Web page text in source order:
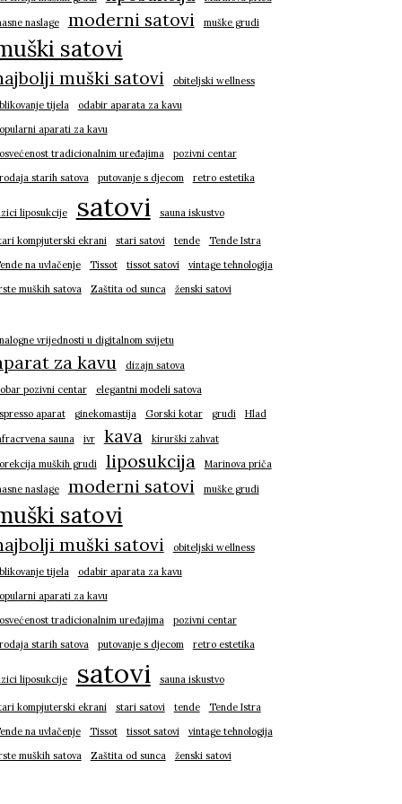
naslage
moderni satovi muške grudi
satovi
muški satovi
obiteljski wellness
tijela
odabir aparata za kavu
aparati za kavu
tradicionalnim uređajima
pozivni centar
starih satova
putovanje s djecom retro estetika
liposukcije satovi sauna iskustvo
kompjuterski ekrani stari satovi tende
Tende Istra
na uvlačenje
Tissot tissot satovi
vintage tehnologija
muških satova
Zaštita od sunca ženski satovi
vrijednosti u digitalnom svijetu
za kavu
dizajn satova
pozivni centar
elegantni modeli satova
aparat
ginekomastija Gorski kotar grudi
Hlad
sauna
ivr kava
kirurški zahvat
muških grudi
liposukcija
Marinova priča
naslage
moderni satovi muške grudi
satovi
muški satovi
obiteljski wellness
tijela
odabir aparata za kavu
aparati za kavu
tradicionalnim uređajima
pozivni centar
starih satova
putovanje s djecom retro estetika
liposukcije satovi sauna iskustvo
kompjuterski ekrani stari satovi tende
Tende Istra
na uvlačenje
Tissot tissot satovi
vintage tehnologija
muških satova
Zaštita od sunca ženski satovi